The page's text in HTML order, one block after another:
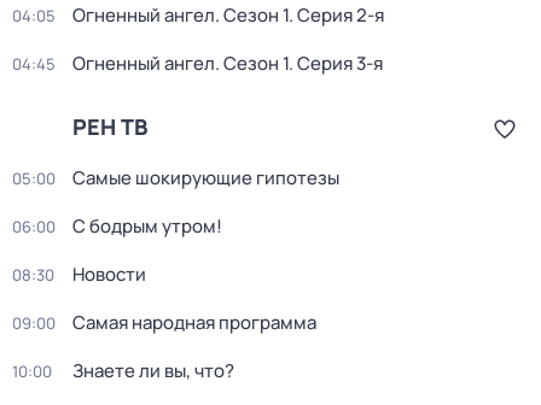
04:05 Огненный ангел. Сезон 1. Серия 2-я
04:45 Огненный ангел. Сезон 1. Серия 3-я
РЕН ТВ
05:00 Самые шoкиpующие гипотезы
06:00 С бодрым утром!
08:30 Новости
09:00 Самая народная программа
10:00 Знаете ли вы, что?